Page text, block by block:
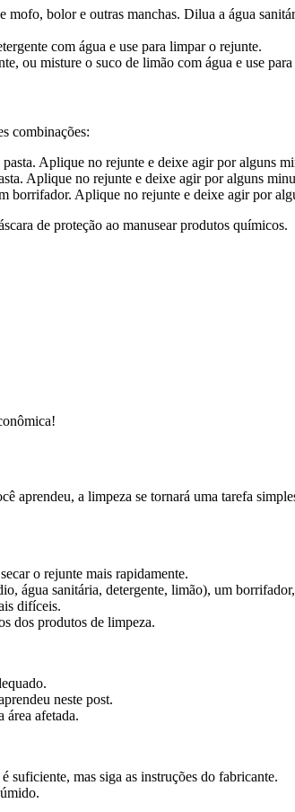
bolor e outras manchas. Dilua a água
com água e use para limpar o rejunte.
ou misture o suco de limão com água e use
combinações:
Aplique no rejunte e deixe agir por alguns
Aplique no rejunte e deixe agir por alguns
borrifador. Aplique no rejunte e deixe agir por
de proteção ao manusear produtos químicos.
a limpeza se tornará uma tarefa
o rejunte mais rapidamente.
água sanitária, detergente, limão), um
difíceis.
dos produtos de limpeza.
neste post.
afetada.
mas siga as instruções do fabricante.